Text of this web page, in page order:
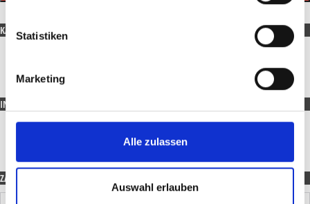
Statistiken
Marketing
Alle zulassen
Auswahl erlauben
KATEGORIEN
INFORMATIONEN
Hilfe
ZAHLUNG